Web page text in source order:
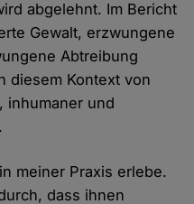
abgelehnt. Im Bericht
Gewalt, erzwungene
Abtreibung
diesem Kontext von
inhumaner und
meiner Praxis erlebe.
dass ihnen